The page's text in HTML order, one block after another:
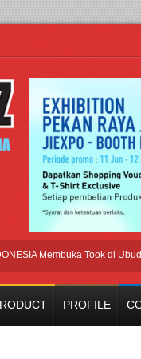
Membuka Took di Ubud, Bali
PROFILE